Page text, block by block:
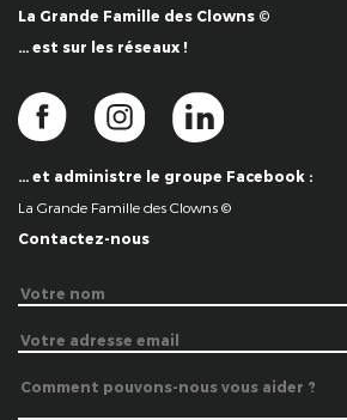
La Grande Famille des Clowns ©
… est sur les réseaux !
… et administre le groupe Facebook :
La Grande Famille des Clowns ©
Contactez-nous